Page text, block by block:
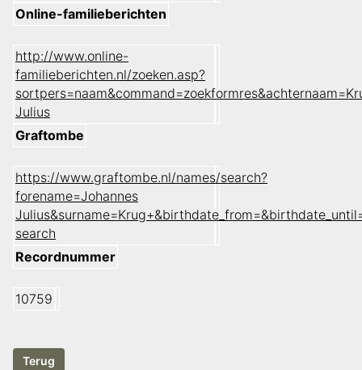
Online-familieberichten
http://www.online-
familieberichten.nl/zoeken.asp?
Julius
Graftombe
https://www.graftombe.nl/names/search?
forename=Johannes
search
Recordnummer
10759